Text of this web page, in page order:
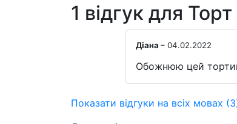
1 відгук для
Діана – 04.02.2022
Обожнюю цей
Показати відгуки на всіх мовах